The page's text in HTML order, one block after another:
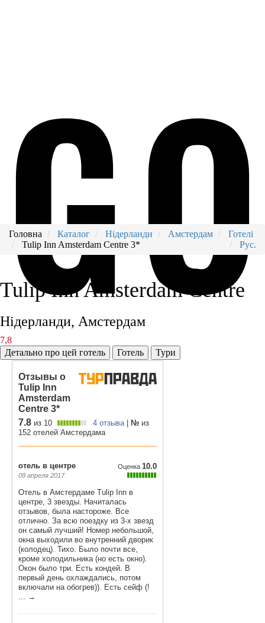
Головна Каталог Нідерланди Амстердам
Готелі
Tulip Inn Amsterdam Centre 3*
Рус.
Tulip Inn Amsterdam Centre
Нідерланди, Амстердам
7,8
Детально про цей готель
Готель Тури